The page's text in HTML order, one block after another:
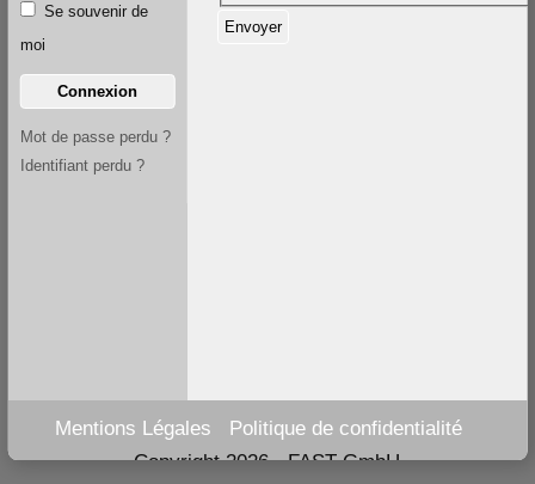
Se souvenir de
moi
Connexion
Mot de passe perdu ?
Identifiant perdu ?
Envoyer
Mentions Légales
Politique de confidentialité
Copyright 2026 - FAST GmbH